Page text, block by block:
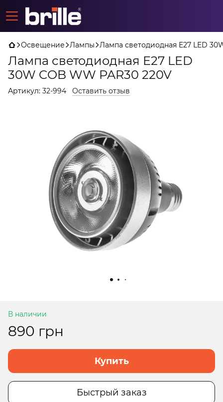
Освещение Лампы Лампа светодиодная E27 LED
Лампа светодиодная E27 LED
30W COB WW PAR30 220V
Артикул: 32-994 Оставить отзыв
В наличии
890 грн
Купить
Быстрый заказ